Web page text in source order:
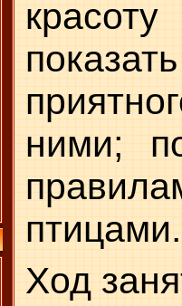
ними;
птицами.
Ход